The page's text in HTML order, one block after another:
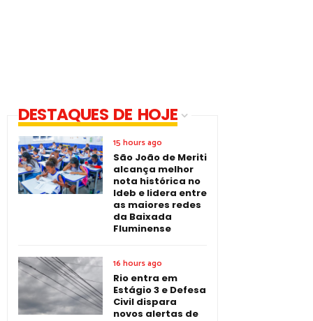
DESTAQUES DE HOJE
15 hours ago
São João de Meriti
alcança melhor
nota histórica no
Ideb e lidera entre
as maiores redes
da Baixada
Fluminense
16 hours ago
Rio entra em
Estágio 3 e Defesa
Civil dispara
novos alertas de